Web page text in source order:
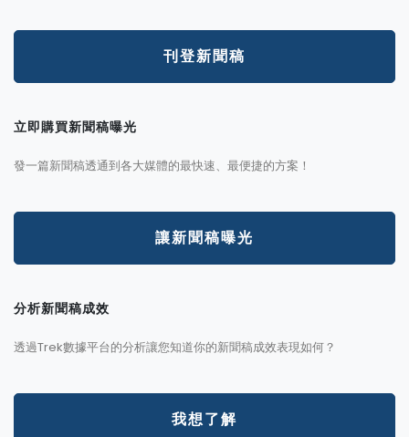
刊登新聞稿
立即購買新聞稿曝光
發一篇新聞稿透通到各大媒體的最快速、最便捷的方案！
讓新聞稿曝光
分析新聞稿成效
透過Trek數據平台的分析讓您知道你的新聞稿成效表現如何？
我想了解